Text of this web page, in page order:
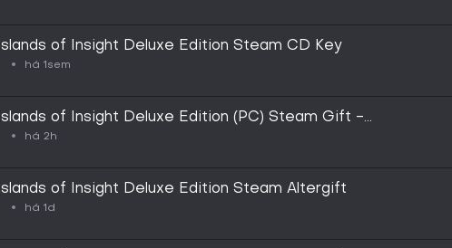
Islands of Insight Deluxe Edition Steam CD Key
há 1sem
Islands of Insight Deluxe Edition (PC) Steam Gift -
GLOBAL
há 2h
Islands of Insight Deluxe Edition Steam Altergift
há 1d